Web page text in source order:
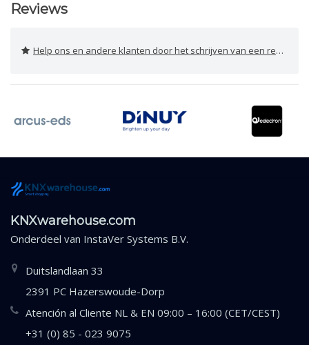
Reviews
Help ons en andere klanten door het schrijven van een review
KNXwarehouse.com
Onderdeel van InstaVer Systems B.V.
Duitslandlaan 33
2391 PC Hazerswoude-Dorp
Atención al Cliente NL & EN 09:00 – 16:00 (CET/CEST)
+31 (0) 85 - 023 9075